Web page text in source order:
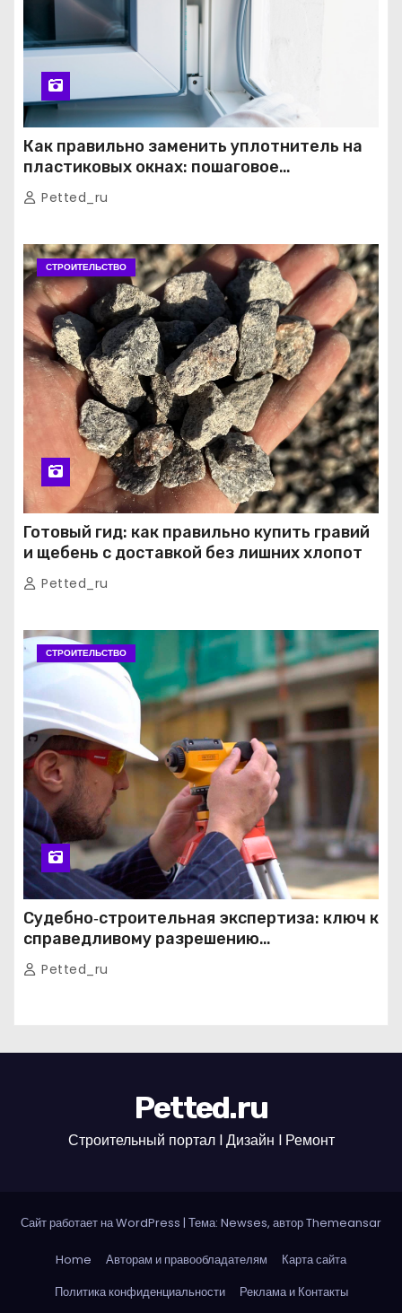
Как правильно заменить уплотнитель на
пластиковых окнах: пошаговое
руководство от экспертов
Petted_ru
СТРОИТЕЛЬСТВО
Готовый гид: как правильно купить гравий
и щебень с доставкой без лишних хлопот
Petted_ru
СТРОИТЕЛЬСТВО
Судебно‑строительная экспертиза: ключ к
справедливому разрешению
строительных споров
Petted_ru
Petted.ru
Строительный портал l Дизайн l Ремонт
Сайт работает на WordPress | Тема: Newses, авторThemeansar
Home Авторам и правообладателям
Карта сайта
Политика конфиденциальности
Реклама и Контакты